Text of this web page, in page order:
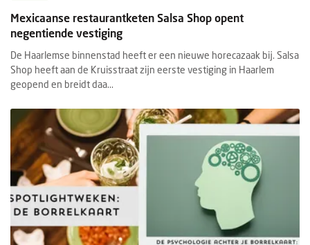
Mexicaanse restaurantketen Salsa Shop opent
negentiende vestiging
De Haarlemse binnenstad heeft er een nieuwe horecazaak bij. Salsa
Shop heeft aan de Kruisstraat zijn eerste vestiging in Haarlem
geopend en breidt daa...